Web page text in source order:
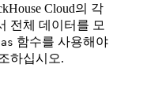
Cloud의 각
전체 데이터를 모
함수를 사용해야
하십시오.